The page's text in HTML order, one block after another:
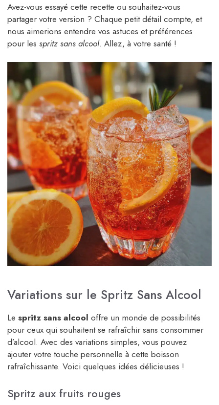
Avez-vous essayé cette recette ou souhaitez-vous
partager votre version ? Chaque petit détail compte, et
nous aimerions entendre vos astuces et préférences
pour les spritz sans alcool. Allez, à votre santé !
Variations sur le Spritz Sans Alcool
Le spritz sans alcool offre un monde de possibilités
pour ceux qui souhaitent se rafraîchir sans consommer
d’alcool. Avec des variations simples, vous pouvez
ajouter votre touche personnelle à cette boisson
rafraîchissante. Voici quelques idées délicieuses !
Spritz aux fruits rouges